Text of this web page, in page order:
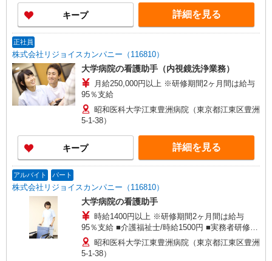
キープ 詳細を見る
正社員
株式会社リジョイスカンパニー（116810）
大学病院の看護助手（内視鏡洗浄業務）
月給250,000円以上 ※研修期間2ヶ月間は給与
95％支給
昭和医科大学江東豊洲病院（東京都江東区豊洲
5-1-38）
キープ 詳細を見る
アルバイト パート
株式会社リジョイスカンパニー（116810）
大学病院の看護助手
時給1400円以上 ※研修期間2ヶ月間は給与
95％支給 ■介護福祉士/時給1500円 ■実務者研修/
時給1450円 ■介護職員初任者研修/時給1430円
昭和医科大学江東豊洲病院（東京都江東区豊洲
5-1-38）